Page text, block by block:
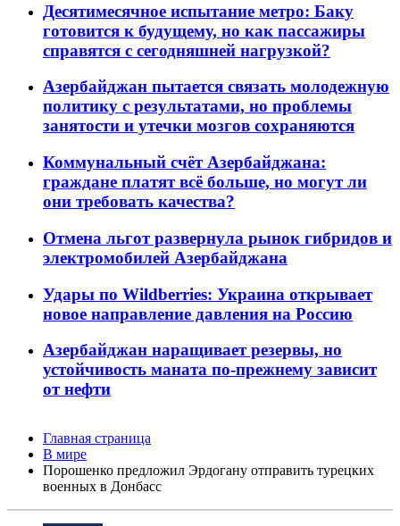
Десятимесячное испытание метро: Баку
готовится к будущему, но как пассажиры
справятся с сегодняшней нагрузкой?
Азербайджан пытается связать молодежную
политику с результатами, но проблемы
занятости и утечки мозгов сохраняются
Коммунальный счёт Азербайджана:
граждане платят всё больше, но могут ли
они требовать качества?
Отмена льгот развернула рынок гибридов и
электромобилей Азербайджана
Удары по Wildberries: Украина открывает
новое направление давления на Россию
Азербайджан наращивает резервы, но
устойчивость маната по-прежнему зависит
от нефти
Главная страница
В мире
Порошенко предложил Эрдогану отправить турецких
военных в Донбасс